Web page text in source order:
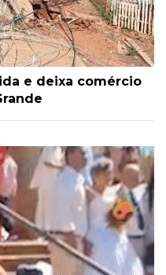
e deixa comércio